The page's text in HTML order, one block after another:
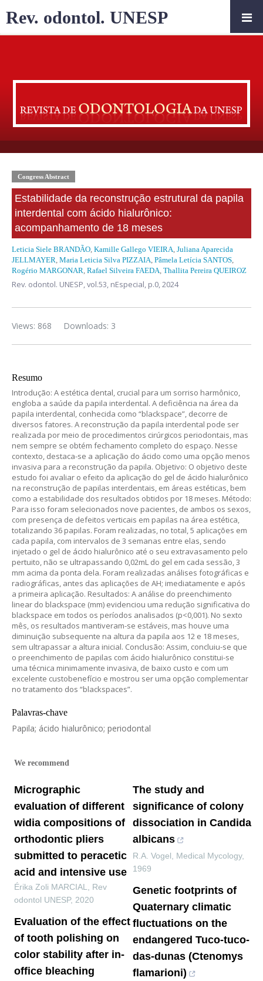
Congress Abstract
Estabilidade da reconstrução estrutural da papila
interdental com ácido hialurônico:
acompanhamento de 18 meses
Leticia Siele BRANDÃO, Kamille Gallego VIEIRA, Juliana Aparecida
JELLMAYER, Maria Leticia Silva PIZZAIA, Pâmela Letícia SANTOS,
Rogério MARGONAR, Rafael Silveira FAEDA, Thallita Pereira QUEIROZ
Rev. odontol. UNESP,vol.53, nEspecial, p.0, 2024
Downloads: 3
Views: 868
Resumo
Introdução: A estética dental, crucial para um sorriso harmônico,
engloba a saúde da papila interdental. A deficiência na área da
papila interdental, conhecida como “blackspace”, decorre de
diversos fatores. A reconstrução da papila interdental pode ser
realizada por meio de procedimentos cirúrgicos periodontais, mas
nem sempre se obtém fechamento completo do espaço. Nesse
contexto, destaca-se a aplicação do ácido como uma opção menos
invasiva para a reconstrução da papila. Objetivo: O objetivo deste
estudo foi avaliar o efeito da aplicação do gel de ácido hialurônico
na reconstrução de papilas interdentais, em áreas estéticas, bem
como a estabilidade dos resultados obtidos por 18 meses. Método:
Para isso foram selecionados nove pacientes, de ambos os sexos,
com presença de defeitos verticais em papilas na área estética,
totalizando 36 papilas. Foram realizadas, no total, 5 aplicações em
cada papila, com intervalos de 3 semanas entre elas, sendo
injetado o gel de ácido hialurônico até o seu extravasamento pelo
pertuito, não se ultrapassando 0,02mL do gel em cada sessão, 3
mm acima da ponta dela. Foram realizadas análises fotográficas e
radiográficas, antes das aplicações de AH; imediatamente e após
a primeira aplicação. Resultados: A análise do preenchimento
linear do blackspace (mm) evidenciou uma redução significativa do
blackspace em todos os períodos analisados (p<0,001). No sexto
mês, os resultados mantiveram-se estáveis, mas houve uma
diminuição subsequente na altura da papila aos 12 e 18 meses,
sem ultrapassar a altura inicial. Conclusão: Assim, concluiu-se que
o preenchimento de papilas com ácido hialurônico constitui-se
uma técnica minimamente invasiva, de baixo custo e com um
excelente custobenefício e mostrou ser uma opção complementar
no tratamento dos “blackspaces”.
Palavras-chave
Papila; ácido hialurônico; periodontal
We recommend
Micrographic
evaluation of different
widia compositions of
orthodontic pliers
submitted to peracetic
acid and intensive use
Érika Zoli MARCIAL
Rev
odontol UNESP, 2020
Evaluation of the effect
of tooth polishing on
color stability after in-
office bleaching
The study and
significance of colony
dissociation in Candida
albicans
R.A. Vogel Medical Mycology,
1969
Genetic footprints of
Quaternary climatic
fluctuations on the
endangered Tuco-tuco-
das-dunas (Ctenomys
flamarioni)
Rev. odontol. UNESP